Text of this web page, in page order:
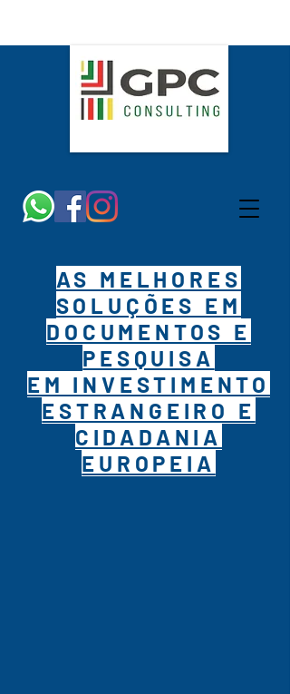
AS MELHORES
SOLUÇÕES EM
DOCUMENTOS E
PESQUISA
EM INVESTIMENTO
ESTRANGEIRO E
CIDADANIA
EUROPEIA